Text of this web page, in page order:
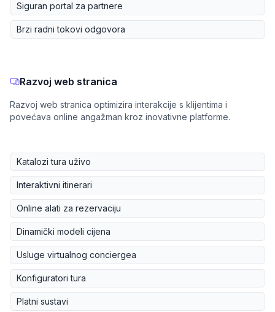
Siguran portal za partnere
Brzi radni tokovi odgovora
Razvoj web stranica
Razvoj web stranica optimizira interakcije s klijentima i
povećava online angažman kroz inovativne platforme.
Katalozi tura uživo
Interaktivni itinerari
Online alati za rezervaciju
Dinamički modeli cijena
Usluge virtualnog conciergea
Konfiguratori tura
Platni sustavi